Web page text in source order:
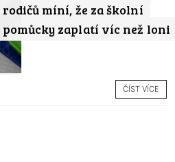
rodičů míní, že za školní
pomůcky zaplatí víc než loni
ČÍST VÍCE